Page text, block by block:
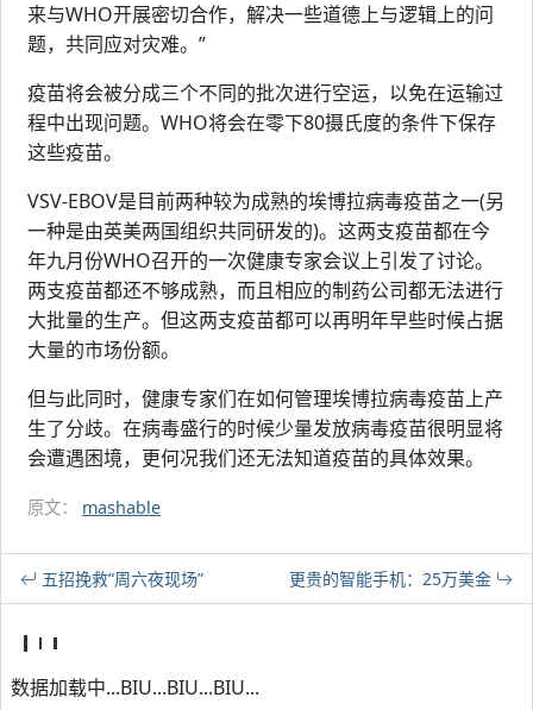
来与WHO开展密切合作，解决一些道德上与逻辑上的问
题，共同应对灾难。”
疫苗将会被分成三个不同的批次进行空运，以免在运输过
程中出现问题。WHO将会在零下80摄氏度的条件下保存
这些疫苗。
VSV-EBOV是目前两种较为成熟的埃博拉病毒疫苗之一(另
一种是由英美两国组织共同研发的)。这两支疫苗都在今
年九月份WHO召开的一次健康专家会议上引发了讨论。
两支疫苗都还不够成熟，而且相应的制药公司都无法进行
大批量的生产。但这两支疫苗都可以再明年早些时候占据
大量的市场份额。
但与此同时，健康专家们在如何管理埃博拉病毒疫苗上产
生了分歧。在病毒盛行的时候少量发放病毒疫苗很明显将
会遭遇困境，更何况我们还无法知道疫苗的具体效果。
原文： mashable
五招挽救“周六夜现场” 更贵的智能手机：25万美金
数据加载中...BIU...BIU...BIU...